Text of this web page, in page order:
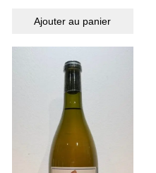
Ajouter au panier